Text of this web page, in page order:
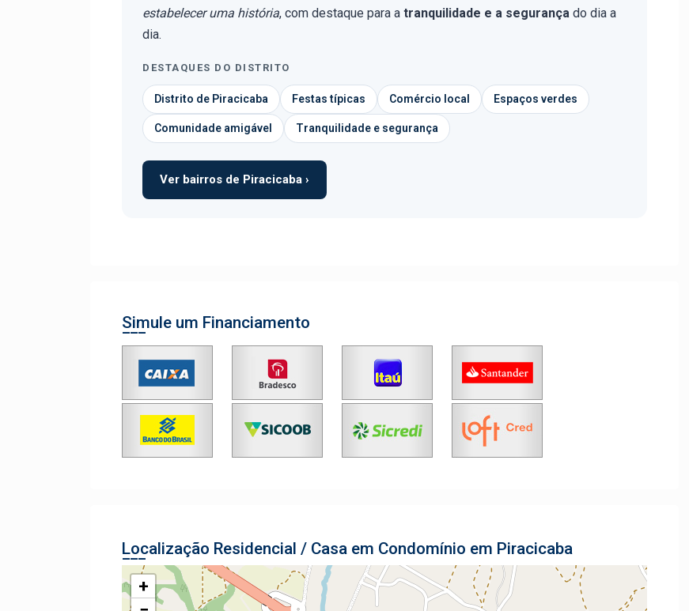
estabelecer uma história, com destaque para a tranquilidade e a segurança do dia a
dia.
DESTAQUES DO DISTRITO
Distrito de Piracicaba Festas típicas Comércio local Espaços verdes
Comunidade amigável Tranquilidade e segurança
Ver bairros de Piracicaba ›
Simule um Financiamento
Localização Residencial / Casa em Condomínio em Piracicaba
+